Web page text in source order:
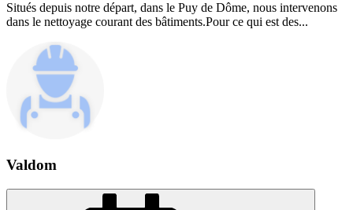
Situés depuis notre départ, dans le Puy de Dôme, nous intervenons
dans le nettoyage courant des bâtiments.Pour ce qui est des...
Valdom